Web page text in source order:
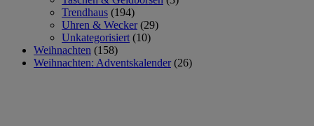
Trendhaus (194)
Uhren & Wecker (29)
Unkategorisiert (10)
Weihnachten (158)
Weihnachten: Adventskalender (26)